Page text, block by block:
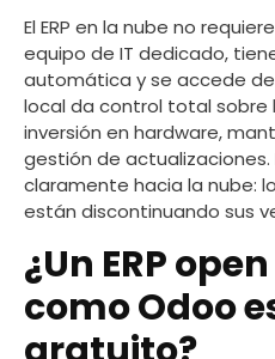
El ERP en la nube no
equipo de IT dedicado,
automática y se accede
local da control total sobre
inversión en hardware,
gestión de actualizaciones.
claramente hacia la nube:
están discontinuando sus
¿Un ERP
como Odoo